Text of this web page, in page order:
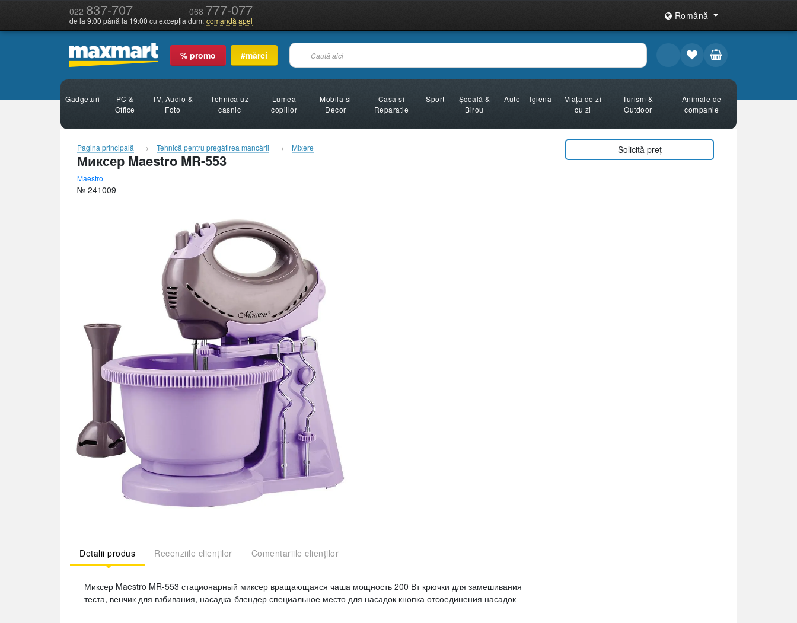
022 837-707 068 777-077
de la 9:00 până la 19:00 cu excepția dum. comandă apel Română
% promo #mărci
Gadgeturi
PC &
Office
TV, Audio &
Foto
Tehnica uz
casnic
Lumea
copiilor
Mobila si
Decor
Casa si
Reparatie
Sport
Şcoală &
Birou
Auto Igiena
Viața de zi
cu zi
Turism &
Outdoor
Animale de
companie
Pagina principală Tehnică pentru pregătirea mancării Mixere
Миксер Maestro MR-553
Maestro
№ 241009
Detalii produs Recenziile clienților Comentariile clienților
Миксер Maestro MR-553 стационарный миксер вращающаяся чаша мощность 200 Вт крючки для замешивания
теста, венчик для взбивания, насадка-блендер специальное место для насадок кнопка отсоединения насадок
Solicită preț